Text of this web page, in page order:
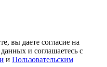
вы даете согласие на
и соглашаетесь с
и Пользовательским